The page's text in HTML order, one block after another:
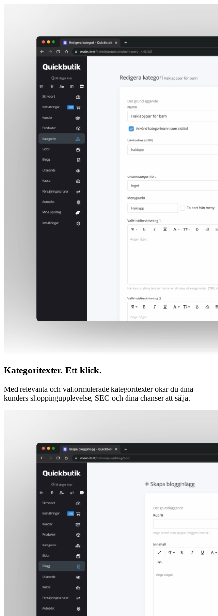
Kategoritexter. Ett klick.
Med relevanta och välformulerade kategoritexter ökar du dina
kunders shoppingupplevelse, SEO och dina chanser att sälja.